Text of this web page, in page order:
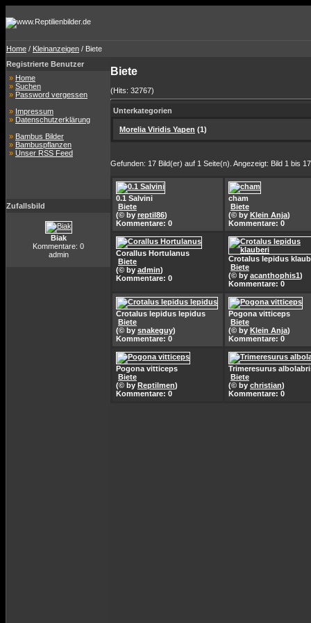
Home / Kleinanzeigen / Biete
Registrierte Benutzer
» Home
» Suchen
» Password vergessen
» Impressum
» Datenschutzerklärung
» Bambus Bilder
» Bambuspflanzen
» Unser RSS Feed
Zufallsbild
Biak
Kommentare: 0
admin
Biete
(Hits: 32767)
Unterkategorien
Morelia Viridis Yapen (1)
Gefunden: 17 Bild(er) auf 1 Seite(n). Angezeigt: Bild 1 bis
0.1 Salvini
Biete
(© by reptil86)
Kommentare: 0
cham
Biete
(© by Klein Anja)
Kommentare: 0
Corallus Hortulanus
Biete
(© by admin)
Kommentare: 0
Crotalus lepidus
Biete
(© by acanthophis1)
Kommentare: 0
Crotalus lepidus lepidus
Biete
(© by snakeguy)
Kommentare: 0
Pogona vitticeps
Biete
(© by Klein Anja)
Kommentare: 0
Pogona vitticeps
Biete
(© by Reptilmen)
Kommentare: 0
Trimeresurus
Biete
(© by christian)
Kommentare: 0